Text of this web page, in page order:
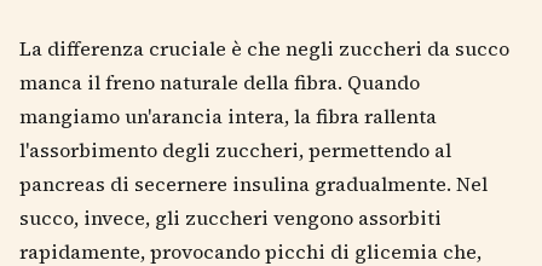
La differenza cruciale è che negli zuccheri da succo
manca il freno naturale della fibra. Quando
mangiamo un'arancia intera, la fibra rallenta
l'assorbimento degli zuccheri, permettendo al
pancreas di secernere insulina gradualmente. Nel
succo, invece, gli zuccheri vengono assorbiti
rapidamente, provocando picchi di glicemia che,